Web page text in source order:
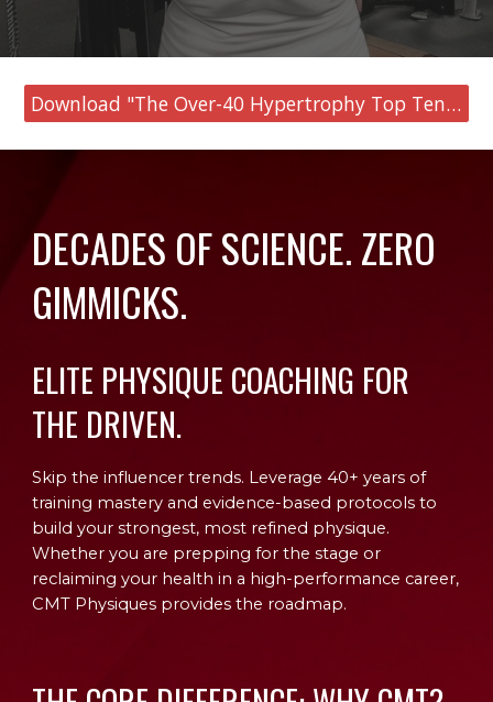
Download "The Over-40 Hypertrophy Top Ten (for men and women) "
DECADES OF SCIENCE. ZERO
GIMMICKS.
ELITE PHYSIQUE COACHING FOR
THE DRIVEN.
Skip the influencer trends. Leverage 40+ years of
training mastery and evidence-based protocols to
build your strongest, most refined physique.
Whether you are prepping for the stage or
reclaiming your health in a high-performance career,
CMT Physiques provides the roadmap.